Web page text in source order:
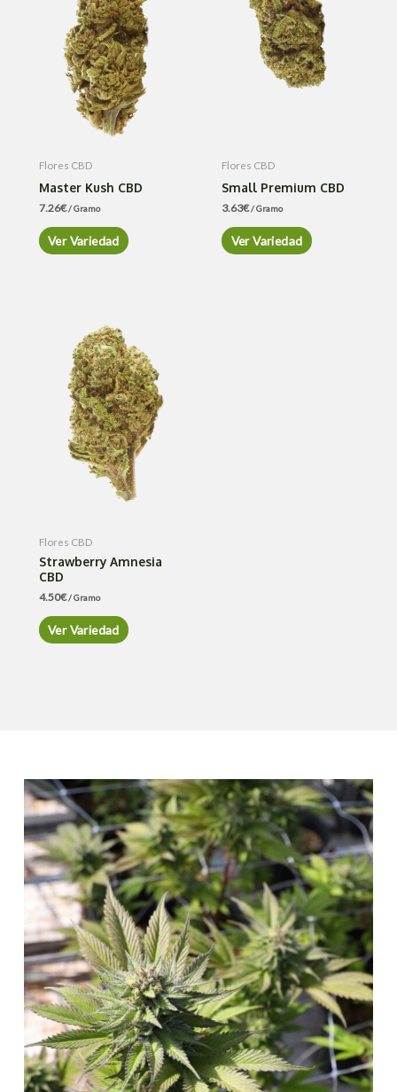
Flores CBD
Master Kush CBD
7.26€/ Gramo
Ver Variedad
Flores CBD
Small Premium CBD
3.63€/ Gramo
Ver Variedad
Flores CBD
Strawberry Amnesia
CBD
4.50€/ Gramo
Ver Variedad